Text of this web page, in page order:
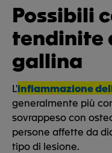
Possibili
tendinite
gallina
L'infiammazione
generalmente più
sovrappeso con
persone affette da
tipo di lesione.